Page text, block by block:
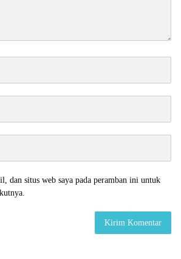
dan situs web saya pada peramban ini untuk